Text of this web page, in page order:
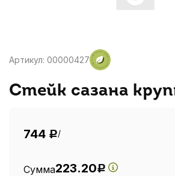
Артикул: 00000427
Стейк сазана
744 Р/
Сумма223.20Р